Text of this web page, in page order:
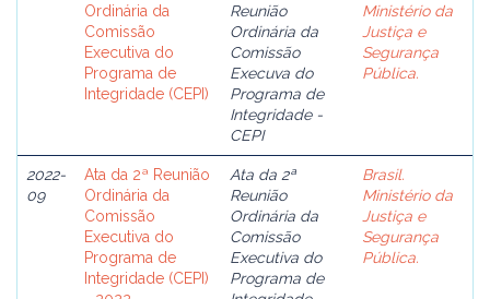
Ordinária da
Comissão
Executiva do
Programa de
Integridade (CEPI)
Reunião
Ordinária da
Comissão
Execuva do
Programa de
Integridade -
CEPI
Ministério da
Justiça e
Segurança
Pública.
2022-
09
Ata da 2ª Reunião
Ordinária da
Comissão
Executiva do
Programa de
Integridade (CEPI)
Ata da 2ª
Reunião
Ordinária da
Comissão
Executiva do
Programa de
Brasil.
Ministério da
Justiça e
Segurança
Pública.